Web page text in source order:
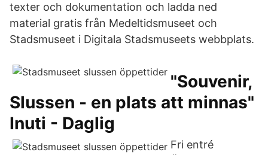
texter och dokumentation och ladda ned
material gratis från Medeltidsmuseet och
Stadsmuseet i Digitala Stadsmuseets webbplats.
"Souvenir,
Slussen - en plats att minnas"
Inuti - Daglig
Fri entré